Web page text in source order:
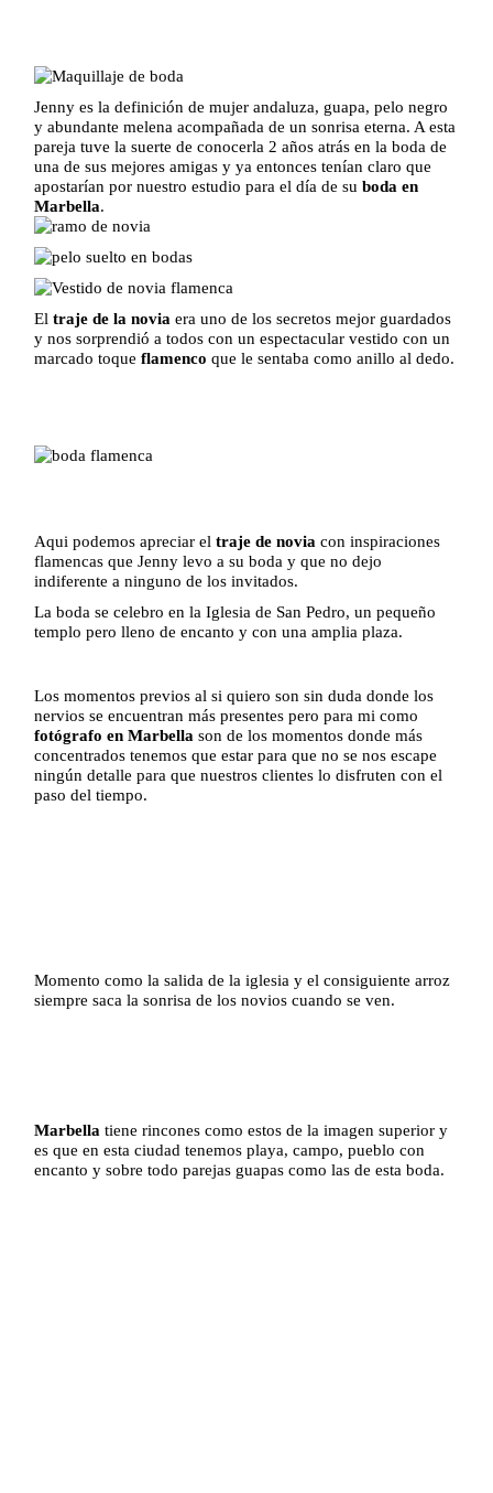
Jenny es la definición de mujer andaluza, guapa, pelo negro
y abundante melena acompañada de un sonrisa eterna. A esta
pareja tuve la suerte de conocerla 2 años atrás en la boda de
una de sus mejores amigas y ya entonces tenían claro que
apostarían por nuestro estudio para el día de suboda en
Marbella.
Eltraje de la novia era uno de los secretos mejor guardados
y nos sorprendió a todos con un espectacular vestido con un
marcado toqueflamenco que le sentaba como anillo al dedo.
Aqui podemos apreciar eltraje de novia con inspiraciones
flamencas que Jenny levo a su boda y que no dejo
indiferente a ninguno de los invitados.
La boda se celebro en la Iglesia de San Pedro, un pequeño
templo pero lleno de encanto y con una amplia plaza.
Los momentos previos al si quiero son sin duda donde los
nervios se encuentran más presentes pero para mi como
fotógrafo en Marbella son de los momentos donde más
concentrados tenemos que estar para que no se nos escape
ningún detalle para que nuestros clientes lo disfruten con el
paso del tiempo.
Momento como la salida de la iglesia y el consiguiente arroz
siempre saca la sonrisa de los novios cuando se ven.
Marbella tiene rincones como estos de la imagen superior y
es que en esta ciudad tenemos playa, campo, pueblo con
encanto y sobre todo parejas guapas como las de esta boda.